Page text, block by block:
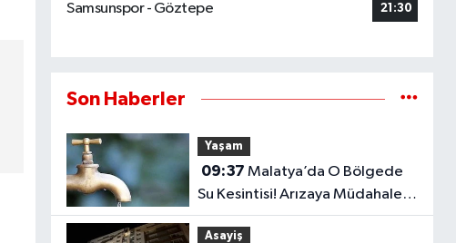
Samsunspor - Göztepe
21:30
Son Haberler
Yaşam
09:37
Su Kesintisi! Arızaya Müdahale
Ediliyor
Asayiş